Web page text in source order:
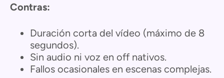
Contras:
Duración corta del vídeo (máximo de 8
segundos).
Sin audio ni voz en off nativos.
Fallos ocasionales en escenas complejas.